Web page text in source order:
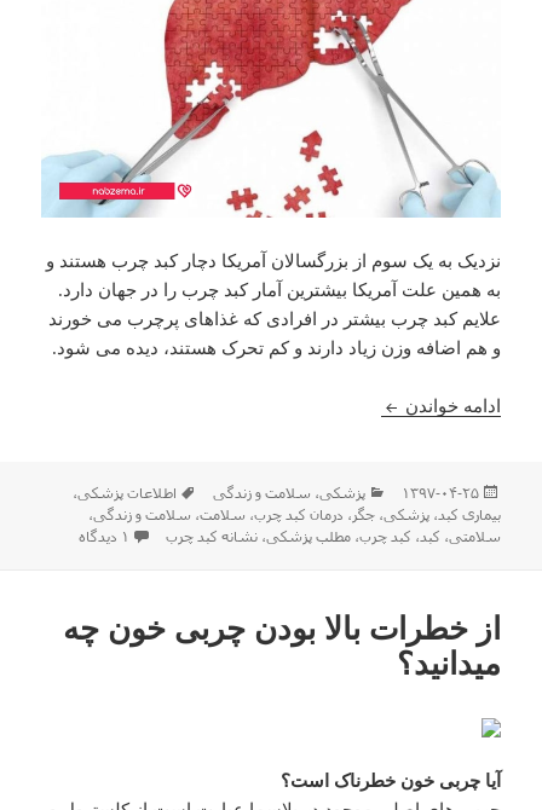
نزدیک به یک سوم از بزرگسالان آمریکا دچار کبد چرب هستند و
به همین علت آمریکا بیشترین آمار کبد چرب را در جهان دارد.
علایم کبد چرب بیشتر در افرادی که غذاهای پرچرب می خورند
و هم اضافه وزن زیاد دارند و کم تحرک هستند، دیده می شود.
ادامه خواندن مهمترین علایم کبد چرب چیست؟
ارسال
شده
در
۱۳۹۷-۰۴-۲۵ دسته‌ها
پزشکی، سلامت و زندگی برچسب‌ها
اطلاعات پزشکی،
بیماری کبد،پزشکی،جگر ، درمان کبد چرب، سلامت، سلامت و زندگی،
سلامتی، کبد، کبد چرب،مطلب پزشکی،نشانه کبد چرب ۱ دیدگاه برای
از خطرات بالا بودن چربی خون چه
میدانید؟
آیا چربی خون خطرناک است؟